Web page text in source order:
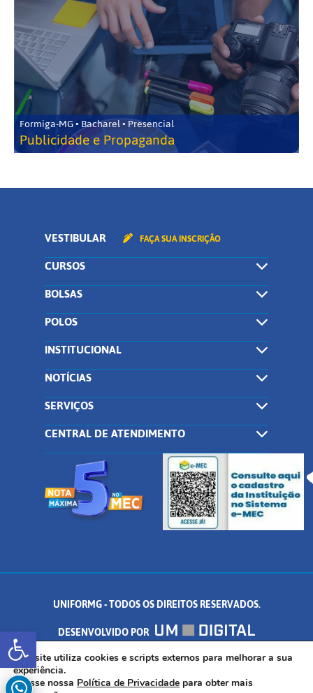
Abrir a barra de ferramentas
Formiga-MG • Bacharel • Presencial
Publicidade e Propaganda
VESTIBULAR FAÇA SUA INSCRIÇÃO
CURSOS
BOLSAS
POLOS
INSTITUCIONAL
NOTÍCIAS
SERVIÇOS
CENTRAL DE ATENDIMENTO
UNIFORMG - TODOS OS DIREITOS RESERVADOS.
DESENVOLVIDO POR
AV. DR. ARNALDO DE SENNA, 328 - PALMEIRAS, FORMIGA/MG - CEP:
35.574.530
Este site utiliza cookies e scripts externos para melhorar a sua
experiência.
Acesse nossa Política de Privacidade para obter mais